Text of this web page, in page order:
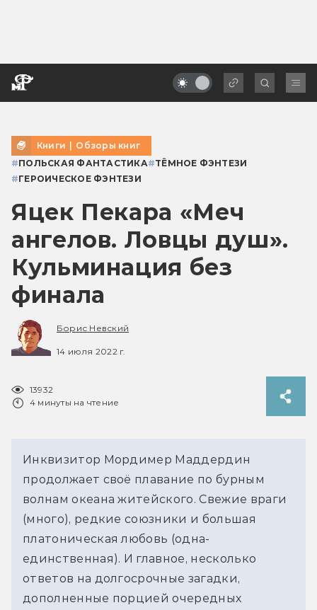
Книги | Обзоры книг
#ПОЛЬСКАЯ ФАНТАСТИКА#ТЁМНОЕ ФЭНТЕЗИ
#ГЕРОИЧЕСКОЕ ФЭНТЕЗИ
Яцек Пекара «Меч
ангелов. Ловцы душ».
Кульминация без
финала
Борис Невский
14 июля 2022 г.
13932
4 минуты на чтение
Инквизитор Мордимер Маддердин
продолжает своё плавание по бурным
волнам океана житейского. Свежие враги
(много), редкие союзники и большая
платоническая любовь (одна-
единственная). И главное, несколько
ответов на долгосрочные загадки,
дополненные порцией очередных